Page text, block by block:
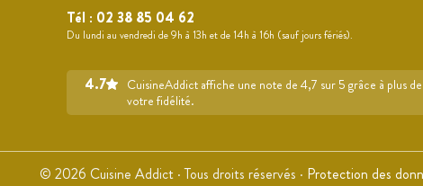
Tél : 02 38 85 04 62
Du lundi au vendredi de 9h à 13h et de 14h à 16h (sauf jours fériés).
4.7
CuisineAddict affiche une note de 4,7 sur 5 grâce à plus
votre fidélité.
© 2026 Cuisine Addict · Tous droits réservés · Protection des